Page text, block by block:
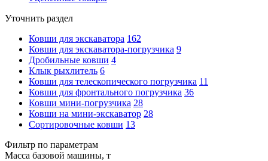
Уточнить раздел
Ковши для экскаватора 162
Ковши для экскаватора-погрузчика 9
Дробильные ковши 4
Клык рыхлитель 6
Ковши для телескопического погрузчика 11
Ковши для фронтального погрузчика 36
Ковши мини-погрузчика 28
Ковши на мини-экскаватор 28
Сортировочные ковши 13
Фильтр по параметрам
Масса базовой машины, т